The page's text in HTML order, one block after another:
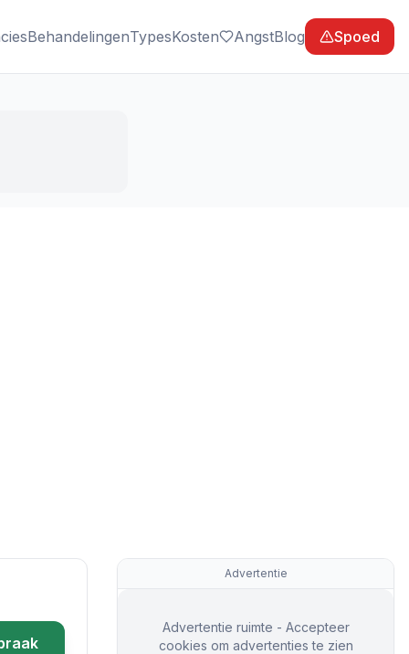
BehandelingenTypesKosten AngstBlog Spoed
Advertentie
Advertentie ruimte - Accepteer
cookies om advertenties te zien